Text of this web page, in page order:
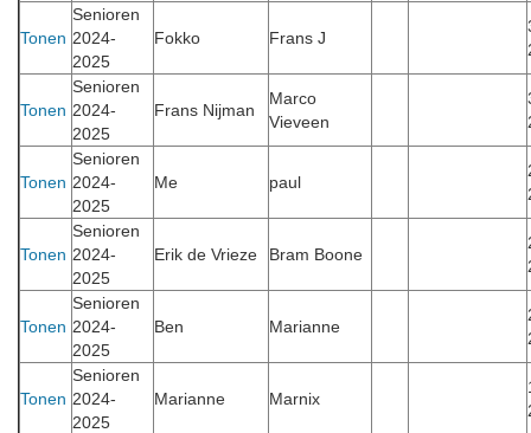
Tonen
Senioren
2024-
2025
Fokko Frans J
Tonen
Senioren
2024-
2025
Frans Nijman
Marco
Vieveen
Tonen
Senioren
2024-
2025
Me paul
Tonen
Senioren
2024-
2025
Erik de Vrieze Bram Boone
Tonen
Senioren
2024-
2025
Ben Marianne
Tonen
Senioren
2024-
2025
Marianne Marnix